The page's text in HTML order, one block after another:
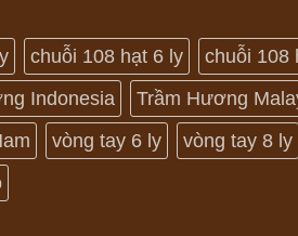
chuỗi 108 hạt 6 ly chuỗi 108
Indonesia Trầm Hương
vòng tay 6 ly vòng tay 8 ly